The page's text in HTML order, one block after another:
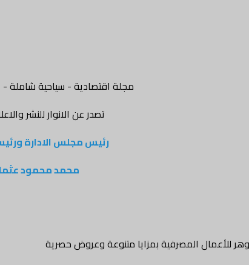
مجلة اقتصادية - سياحية شاملة -
تصدر عن الانوار للنشر
رئيس مجلس الادارة
محمد محمود
للأعمال المصرفية بمزايا متنوعة وعروض حصرية